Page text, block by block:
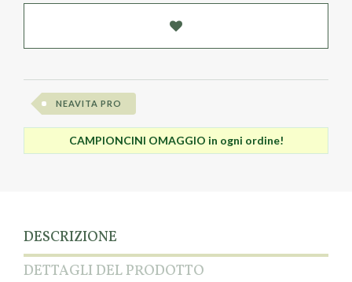
NEAVITA PRO
CAMPIONCINI OMAGGIO in ogni ordine!
DESCRIZIONE
DETTAGLI DEL PRODOTTO